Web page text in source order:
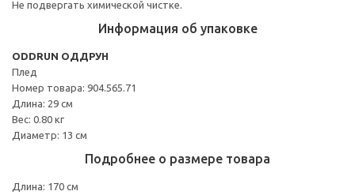
Не подвергать химической чистке.
Информация об упаковке
ODDRUN ОДДРУН
Плед
Номер товара: 904.565.71
Длина: 29 см
Вес: 0.80 кг
Диаметр: 13 см
Подробнее о размере товара
Длина: 170 см